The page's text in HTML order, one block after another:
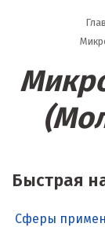
Быстрая
Сферы